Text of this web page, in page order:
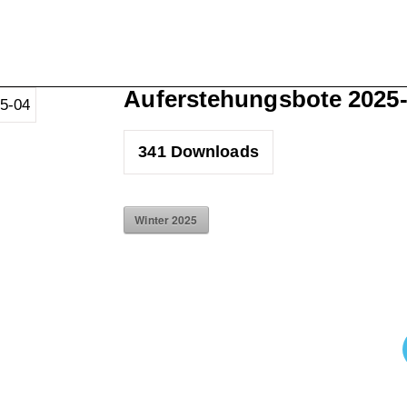
Auferstehungsbote
341Downloads
Winter 2025